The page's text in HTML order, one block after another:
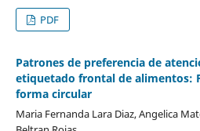
PDF
Patrones de preferencia de
etiquetado frontal de alimentos:
forma circular
Maria Fernanda Lara Diaz, Angelica